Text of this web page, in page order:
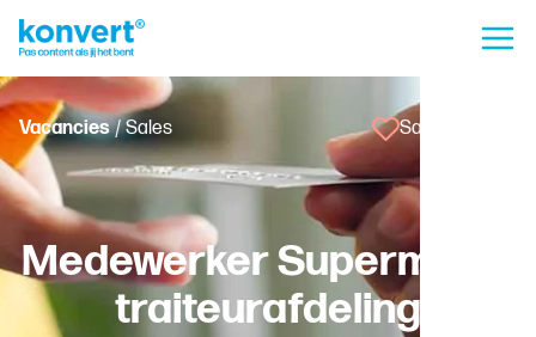
Vacancies/ Sales Save vacancy
Medewerker Supermarkt
traiteurafdeling